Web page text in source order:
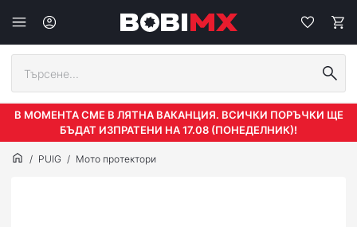
В МОМЕНТА СМЕ В ЛЯТНА ВАКАНЦИЯ. ВСИЧКИ ПОРЪЧКИ ЩЕ
БЪДАТ ИЗПРАТЕНИ НА 17.08 (ПОНЕДЕЛНИК)!
PUIG Мото протектори